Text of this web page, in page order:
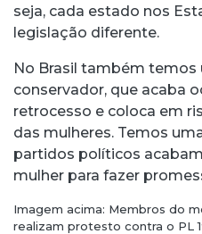
seja, cada estado nos
legislação diferente.
No Brasil também
conservador, que acaba
retrocesso e coloca em
das mulheres. Temos
partidos políticos
mulher para fazer
Imagem acima: Membros do
realizam protesto contra o PL